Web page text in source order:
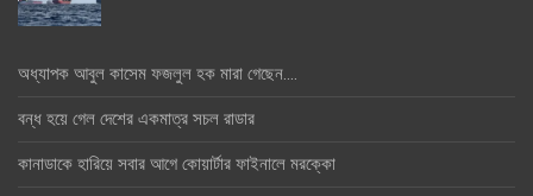
অধ্যাপক আবুল কাসেম ফজলুল হক মারা গেছেন….
বন্ধ হয়ে গেল দেশের একমাত্র সচল রাডার
কানাডাকে হারিয়ে সবার আগে কোয়ার্টার ফাইনালে মরক্কো